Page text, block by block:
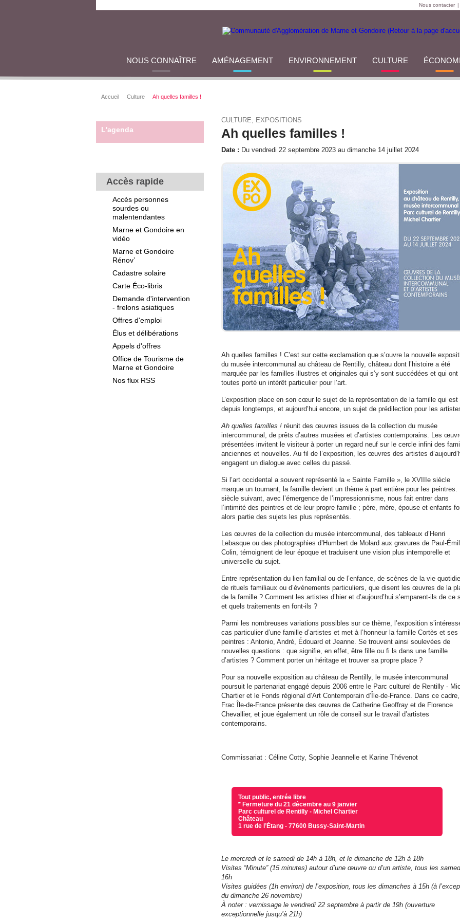
Nous contacter |
NOUS CONNAÎTRE AMÉNAGEMENT ENVIRONNEMENT CULTURE
Accueil Culture Ah quelles familles !
L'agenda
Accès rapide
Accès personnes
sourdes ou
malentendantes
Marne et Gondoire en
vidéo
Marne et Gondoire
Rénov’
Cadastre solaire
Carte Éco-libris
Demande d'intervention
- frelons asiatiques
Offres d'emploi
Élus et délibérations
Appels d'offres
Office de Tourisme de
Marne et Gondoire
Nos flux RSS
CULTURE, EXPOSITIONS
Ah quelles familles !
Date : Du vendredi 22 septembre 2023 au dimanche 14 juillet 2024
Ah quelles familles ! C’est sur cette exclamation que s’ouvre la nouvelle
du musée intercommunal au château de Rentilly, château dont l’histoire a été
marquée par les familles illustres et originales qui s’y sont succédées et qui ont
toutes porté un intérêt particulier pour l’art.
L’exposition place en son cœur le sujet de la représentation de la famille qui est
depuis longtemps, et aujourd’hui encore, un sujet de prédilection pour les
Ah quelles familles ! réunit des œuvres issues de la collection du musée
intercommunal, de prêts d’autres musées et d’artistes contemporains. Les
présentées invitent le visiteur à porter un regard neuf sur le cercle infini des
anciennes et nouvelles. Au fil de l’exposition, les œuvres des artistes
engagent un dialogue avec celles du passé.
Si l’art occidental a souvent représenté la « Sainte Famille », le XVIIIe siècle
marque un tournant, la famille devient un thème à part entière pour les peintres.
siècle suivant, avec l’émergence de l’impressionnisme, nous fait entrer dans
l’intimité des peintres et de leur propre famille ; père, mère, épouse et enfants
alors partie des sujets les plus représentés.
Les œuvres de la collection du musée intercommunal, des tableaux d’Henri
Lebasque ou des photographies d’Humbert de Molard aux gravures de Paul-
Colin, témoignent de leur époque et traduisent une vision plus intemporelle et
universelle du sujet.
Entre représentation du lien familial ou de l’enfance, de scènes de la vie
de rituels familiaux ou d’évènements particuliers, que disent les œuvres de la
de la famille ? Comment les artistes d’hier et d’aujourd’hui s’emparent-ils de ce
et quels traitements en font-ils ?
Parmi les nombreuses variations possibles sur ce thème, l’exposition
cas particulier d’une famille d’artistes et met à l’honneur la famille Cortès et ses
peintres : Antonio, André, Édouard et Jeanne. Se trouvent ainsi soulevées de
nouvelles questions : que signifie, en effet, être fille ou fi ls dans une famille
d’artistes ? Comment porter un héritage et trouver sa propre place ?
Pour sa nouvelle exposition au château de Rentilly, le musée intercommunal
poursuit le partenariat engagé depuis 2006 entre le Parc culturel de Rentilly -
Chartier et le Fonds régional d’Art Contemporain d’Île-de-France. Dans ce
Frac Île-de-France présente des œuvres de Catherine Geoffray et de Florence
Chevallier, et joue également un rôle de conseil sur le travail d’artistes
contemporains.
Commissariat : Céline Cotty, Sophie Jeannelle et Karine Thévenot
Tout public, entrée libre
* Fermeture du 21 décembre au 9 janvier
Parc culturel de Rentilly - Michel Chartier
Château
1 rue de l’Étang - 77600 Bussy-Saint-Martin
Le mercredi et le samedi de 14h à 18h, et le dimanche de 12h à 18h
Visites “Minute” (15 minutes) autour d’une œuvre ou d’un artiste, tous les
16h
Visites guidées (1h environ) de l’exposition, tous les dimanches à 15h (à
du dimanche 26 novembre)
À noter : vernissage le vendredi 22 septembre à partir de 19h (ouverture
exceptionnelle jusqu’à 21h)